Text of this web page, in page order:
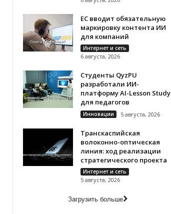
ЕС вводит обязательную
маркировку контента ИИ
для компаний
Интернет и сеть
6 августа, 2026
Студенты QyzPU
разработали ИИ-
платформу AI-Lesson Study
для педагогов
Инновации 5 августа, 2026
Транскаспийская
волоконно-оптическая
линия: ход реализации
стратегического проекта
Интернет и сеть
5 августа, 2026
Загрузить больше